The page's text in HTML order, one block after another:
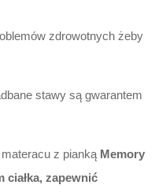
zdrowotnych żeby
stawy są gwarantem
z pianką Memory
ciałka, zapewnić